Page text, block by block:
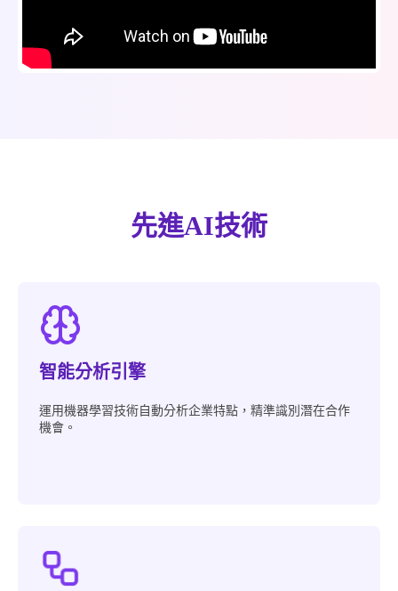
先進AI技術
智能分析引擎
運用機器學習技術自動分析企業特點，精準識別潛在合作
機會。